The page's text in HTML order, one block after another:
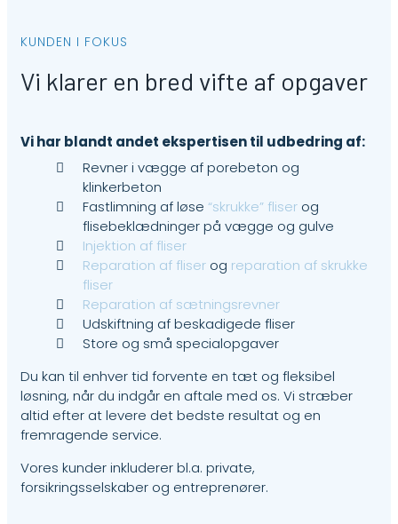
KUNDEN I FOKUS
Vi klarer en bred vifte af opgaver
Vi har blandt andet ekspertisen til udbedring af:
Revner i vægge af porebeton og
klinkerbeton
Fastlimning af løse “skrukke” fliser og
flisebeklædninger på vægge og gulve
Injektion af fliser
Reparation af fliser og reparation af skrukke
fliser
Reparation af sætningsrevner
Udskiftning af beskadigede fliser
Store og små specialopgaver
Du kan til enhver tid forvente en tæt og fleksibel
løsning, når du indgår en aftale med os. Vi stræber
altid efter at levere det bedste resultat og en
fremragende service.
Vores kunder inkluderer bl.a. private,
forsikringsselskaber og entreprenører.